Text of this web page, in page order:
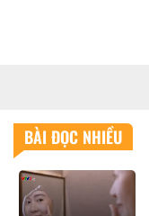
BÀI ĐỌC NHIỀU